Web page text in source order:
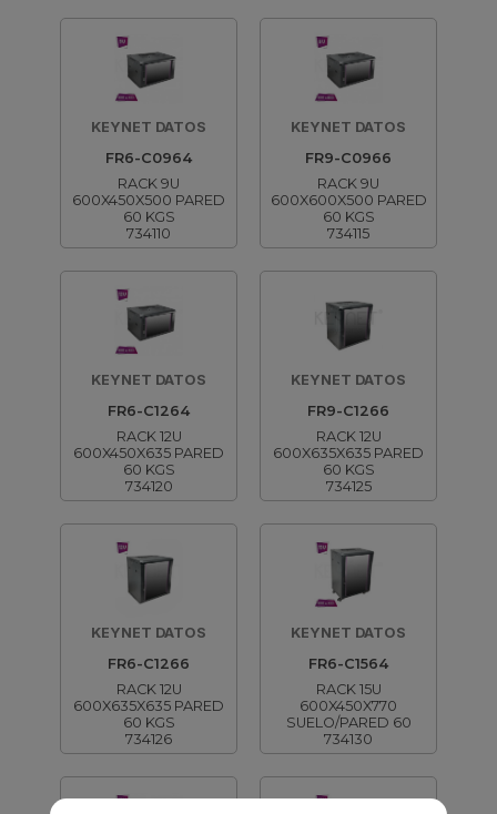
KEYNET DATOS
FR6-C0964
RACK 9U
600X450X500 PARED
60 KGS
734110
KEYNET DATOS
FR9-C0966
RACK 9U
600X600X500 PARED
60 KGS
734115
KEYNET DATOS
FR6-C1264
RACK 12U
600X450X635 PARED
60 KGS
734120
KEYNET DATOS
FR9-C1266
RACK 12U
600X635X635 PARED
60 KGS
734125
KEYNET DATOS
FR6-C1266
RACK 12U
600X635X635 PARED
60 KGS
734126
KEYNET DATOS
FR6-C1564
RACK 15U
600X450X770
SUELO/PARED 60
734130